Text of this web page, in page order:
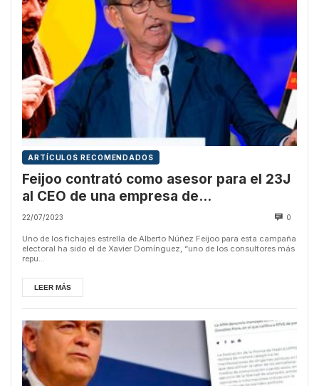
ARTÍCULOS RECOMENDADOS
Feijoo contrató como asesor para el 23J
al CEO de una empresa de
desinformación
22/07/2023 0
Uno de los fichajes estrella de Alberto Núñez Feijoo para esta campaña
electoral ha sido el de Xavier Domínguez, “uno de los consultores más
repu...
LEER MÁS